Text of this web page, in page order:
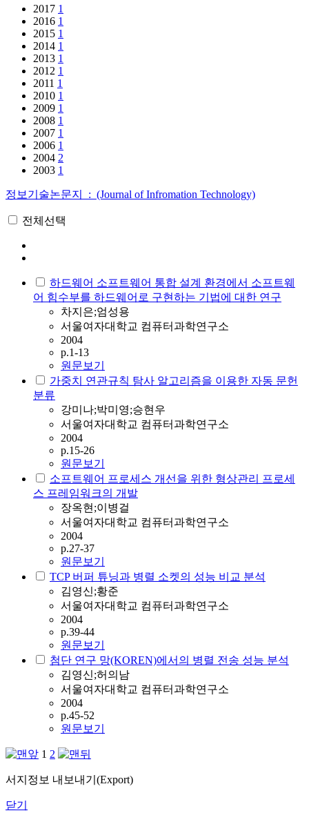
2017 1
2016 1
2015 1
2014 1
2013 1
2012 1
2011 1
2010 1
2009 1
2008 1
2007 1
2006 1
2004 2
2003 1
정보기술논문지 : (Journal of Infromation Technology)
전체선택
하드웨어 소프트웨어 통합 설계 환경에서 소프트웨
어 힘수부를 하드웨어로 구현하는 기법에 대한 연구
차지은;엄성용
서울여자대학교 컴퓨터과학연구소
2004
p.1-13
원문보기
가중치 연관규칙 탐사 알고리즘을 이용한 자동 문헌
분류
강미나;박미영;승현우
서울여자대학교 컴퓨터과학연구소
2004
p.15-26
원문보기
소프트웨어 프로세스 개선을 위한 형상관리 프로세
스 프레임워크의 개발
장옥현;이병걸
서울여자대학교 컴퓨터과학연구소
2004
p.27-37
원문보기
TCP 버퍼 튜닝과 병렬 소켓의 성능 비교 분석
김영신;황준
서울여자대학교 컴퓨터과학연구소
2004
p.39-44
원문보기
첨단 연구 망(KOREN)에서의 병렬 전송 성능 분석
김영신;허의남
서울여자대학교 컴퓨터과학연구소
2004
p.45-52
원문보기
1 2
서지정보 내보내기(Export)
닫기